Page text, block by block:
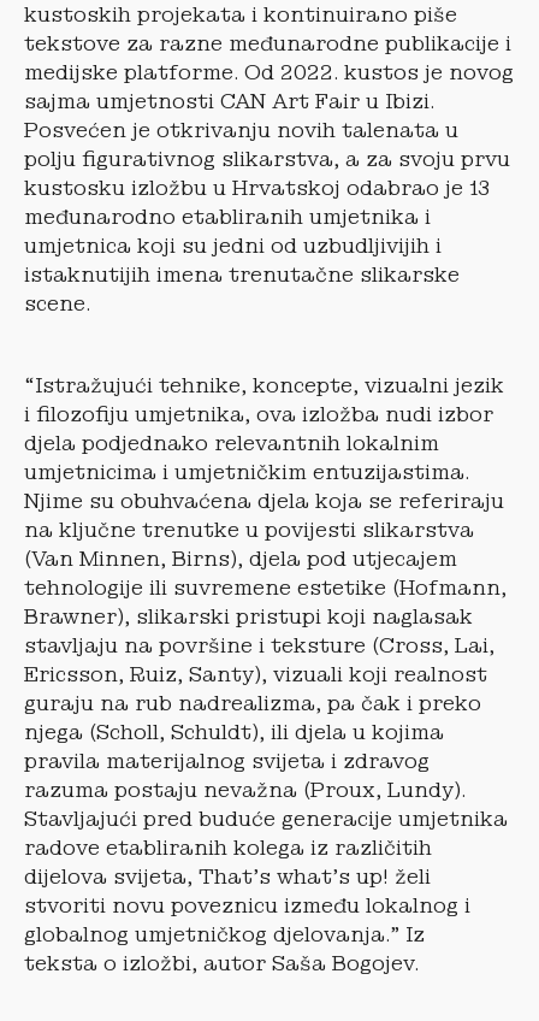
kustoskih projekata i kontinuirano piše
tekstove za razne međunarodne publikacije i
medijske platforme. Od 2022. kustos je novog
sajma umjetnosti CAN Art Fair u Ibizi.
Posvećen je otkrivanju novih talenata u
polju figurativnog slikarstva, a za svoju prvu
kustosku izložbu u Hrvatskoj odabrao je 13
međunarodno etabliranih umjetnika i
umjetnica koji su jedni od uzbudljivijih i
istaknutijih imena trenutačne slikarske
scene.
“Istražujući tehnike, koncepte, vizualni jezik
i filozofiju umjetnika, ova izložba nudi izbor
djela podjednako relevantnih lokalnim
umjetnicima i umjetničkim entuzijastima.
Njime su obuhvaćena djela koja se referiraju
na ključne trenutke u povijesti slikarstva
(Van Minnen, Birns), djela pod utjecajem
tehnologije ili suvremene estetike (Hofmann,
Brawner), slikarski pristupi koji naglasak
stavljaju na površine i teksture (Cross, Lai,
Ericsson, Ruiz, Santy), vizuali koji realnost
guraju na rub nadrealizma, pa čak i preko
njega (Scholl, Schuldt), ili djela u kojima
pravila materijalnog svijeta i zdravog
razuma postaju nevažna (Proux, Lundy).
Stavljajući pred buduće generacije umjetnika
radove etabliranih kolega iz različitih
dijelova svijeta, That’s what’s up! želi
stvoriti novu poveznicu između lokalnog i
globalnog umjetničkog djelovanja.” Iz
teksta o izložbi, autor Saša Bogojev.